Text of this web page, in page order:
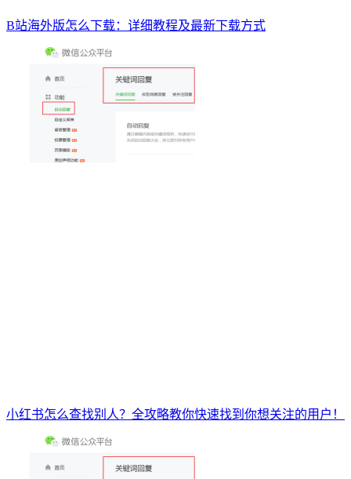
B站海外版怎么下载：详细教程及最新下载方式
小红书怎么查找别人？全攻略教你快速找到你想关注的用户！